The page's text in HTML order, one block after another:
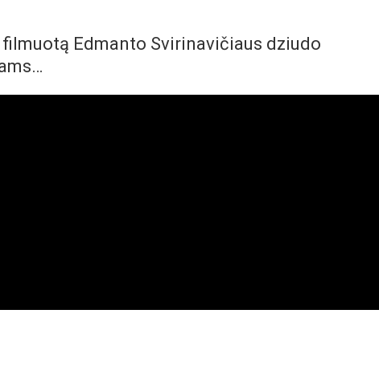
Edmanto Svirinavičiaus dziudo